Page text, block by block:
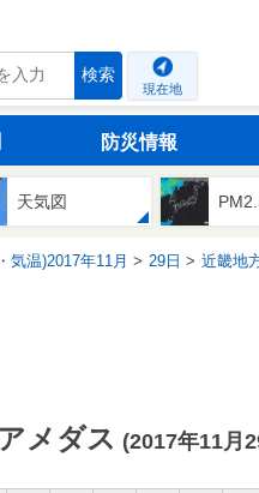
検索
現在地
防災情報
天気図
気温)2017年11月 29日 近畿地
メダス (2017年11月